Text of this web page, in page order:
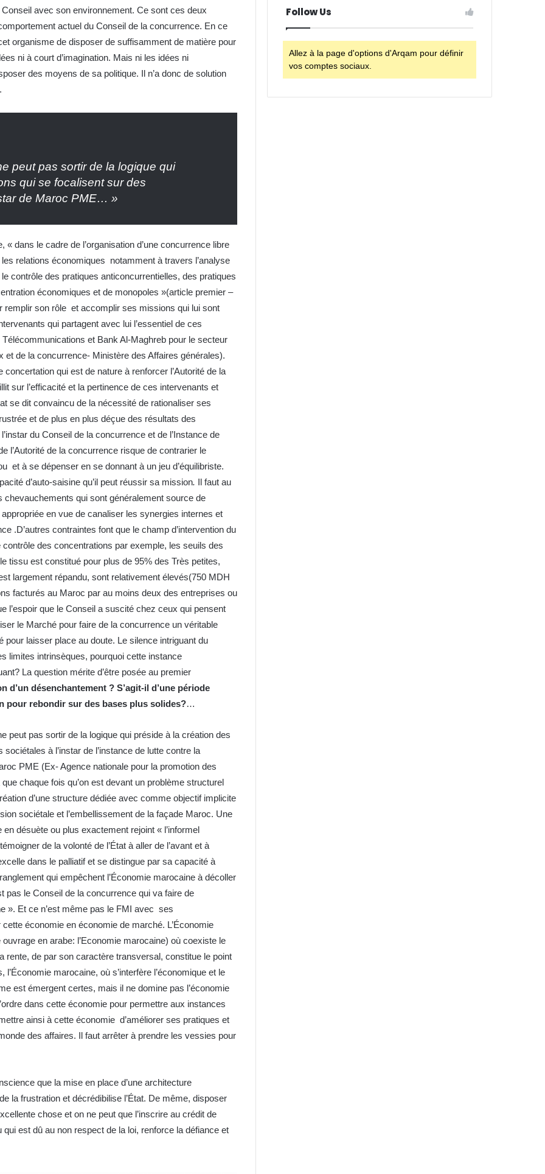
avec son environnement. Ce sont ces deux
actuel du Conseil de la concurrence. En ce
organisme de disposer de suffisamment de matière pour
ni à court d’imagination. Mais ni les idées ni
des moyens de sa politique. Il n’a donc de solution
peut pas sortir de la logique qui
qui se focalisent sur des
de Maroc PME… »
dans le cadre de l’organisation d’une concurrence libre
relations économiques notamment à travers l’analyse
contrôle des pratiques anticoncurrentielles, des pratiques
économiques et de monopoles »(article premier –
remplir son rôle et accomplir ses missions qui lui sont
qui partagent avec lui l’essentiel de ces
et Bank Al-Maghreb pour le secteur
de la concurrence- Ministère des Affaires générales).
concertation qui est de nature à renforcer l’Autorité de la
sur l’efficacité et la pertinence de ces intervenants et
se dit convaincu de la nécessité de rationaliser ses
et de plus en plus déçue des résultats des
du Conseil de la concurrence et de l’Instance de
l’Autorité de la concurrence risque de contrarier le
et à se dépenser en se donnant à un jeu d’équilibriste.
d’auto-saisine qu’il peut réussir sa mission. Il faut au
qui sont généralement source de
en vue de canaliser les synergies internes et
.D’autres contraintes font que le champ d’intervention du
des concentrations par exemple, les seuils des
tissu est constitué pour plus de 95% des Très petites,
largement répandu, sont relativement élevés(750 MDH
facturés au Maroc par au moins deux des entreprises ou
l’espoir que le Conseil a suscité chez ceux qui pensent
le Marché pour faire de la concurrence un véritable
pour laisser place au doute. Le silence intriguant du
limites intrinsèques, pourquoi cette instance
La question mérite d’être posée au premier
d’un désenchantement ? S’agit-il d’une période
pour rebondir sur des bases plus solides?…
peut pas sortir de la logique qui préside à la création des
à l’instar de l’instance de lutte contre la
PME (Ex- Agence nationale pour la promotion des
chaque fois qu’on est devant un problème structurel
d’une structure dédiée avec comme objectif implicite
sociétale et l’embellissement de la façade Maroc. Une
désuète ou plus exactement rejoint « l’informel
de la volonté de l’État à aller de l’avant et à
dans le palliatif et se distingue par sa capacité à
qui empêchent l’Économie marocaine à décoller
pas le Conseil de la concurrence qui va faire de
». Et ce n’est même pas le FMI avec ses
économie en économie de marché. L’Économie
en arabe: l’Economie marocaine) où coexiste le
rente, de par son caractère transversal, constitue le point
marocaine, où s’interfère l’économique et le
est émergent certes, mais il ne domine pas l’économie
dans cette économie pour permettre aux instances
ainsi à cette économie d’améliorer ses pratiques et
des affaires. Il faut arrêter à prendre les vessies pour
que la mise en place d’une architecture
la frustration et décrédibilise l’État. De même, disposer
chose et on ne peut que l’inscrire au crédit de
est dû au non respect de la loi, renforce la défiance et
Follow Us
Allez à la page d'options d'Arqam pour définir
vos comptes sociaux.